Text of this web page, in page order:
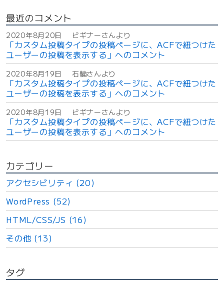
の
最近のコメント
2020年8月20日 ビギナーさんより
「カスタム投稿タイプの投稿ページに、ACFで紐つけた
ユーザーの投稿を表示する」へのコメント
2020年8月19日 石輪さんより
「カスタム投稿タイプの投稿ページに、ACFで紐つけた
ユーザーの投稿を表示する」へのコメント
2020年8月19日 ビギナーさんより
「カスタム投稿タイプの投稿ページに、ACFで紐つけた
ユーザーの投稿を表示する」へのコメント
カテゴリー
アクセシビリティ (20)
WordPress (52)
HTML/CSS/JS (16)
その他 (13)
タグ